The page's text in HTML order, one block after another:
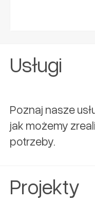
Usługi
Poznaj nasze
jak możemy
potrzeby.
Projekty